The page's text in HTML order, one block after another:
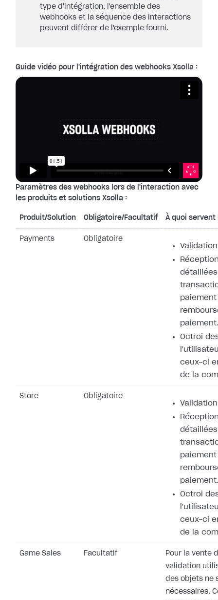
type d'intégration, l'ensemble des
webhooks et la séquence des interactions
peuvent différer de l'exemple fourni.
Guide vidéo pour l'intégration des webhooks Xsolla :
Paramètres des webhooks lors de l'interaction avec
les produits et solutions Xsolla :
Produit/Solution Obligatoire/Facultatif À quoi servent
Payments Obligatoire
paiement.
Octroi
ceux-ci
de la
Store Obligatoire
paiement.
Octroi
ceux-ci
de la
Game Sales Facultatif
Pour la vente
validation
des objets ne
nécessaires.